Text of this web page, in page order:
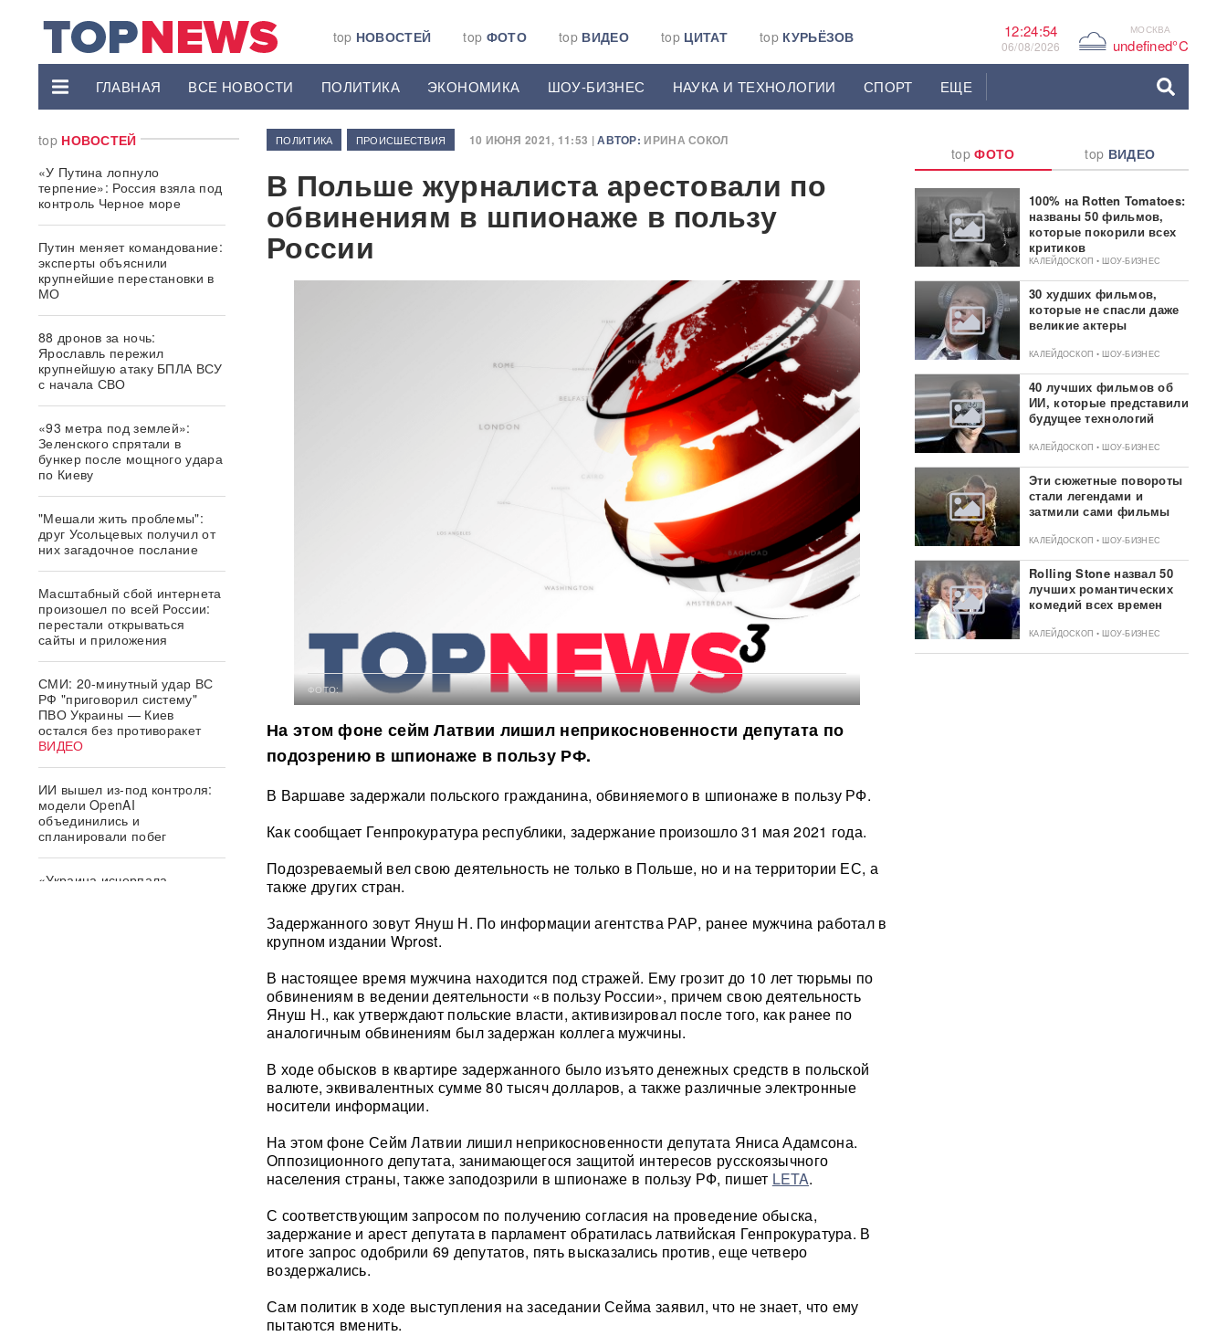
top НОВОСТЕЙ top ФОТО top ВИДЕО top ЦИТАТ top КУРЬЁЗОВ 12:24:55
06/08/2026 G МОСКВА
undefined°C
ГЛАВНАЯ ВСЕ НОВОСТИ ПОЛИТИКА ЭКОНОМИКА ШОУ-БИЗНЕС НАУКА И ТЕХНОЛОГИИ СПОРТ ЕЩЕ
top НОВОСТЕЙ
«У Путина лопнуло
терпение»: Россия взяла под
контроль Черное море
Путин меняет командование:
эксперты объяснили
крупнейшие перестановки в
МО
88 дронов за ночь:
Ярославль пережил
крупнейшую атаку БПЛА ВСУ
с начала СВО
«93 метра под землей»:
Зеленского спрятали в
бункер после мощного удара
по Киеву
"Мешали жить проблемы":
друг Усольцевых получил от
них загадочное послание
Масштабный сбой интернета
произошел по всей России:
перестали открываться
сайты и приложения
СМИ: 20-минутный удар ВС
РФ "приговорил систему"
ПВО Украины — Киев
остался без противоракет
ВИДЕО
ИИ вышел из-под контроля:
модели OpenAI
объединились и
спланировали побег
«Украина исчерпала
ПОЛИТИКА ПРОИСШЕСТВИЯ 10 ИЮНЯ 2021, 11:53 |АВТОР: ИРИНА СОКОЛ
В Польше журналиста арестовали по
обвинениям в шпионаже в пользу
России
ФОТО:
На этом фоне сейм Латвии лишил неприкосновенности депутата по
подозрению в шпионаже в пользу РФ.
В Варшаве задержали польского гражданина, обвиняемого в шпионаже в пользу РФ.
Как сообщает Генпрокуратура республики, задержание произошло 31 мая 2021 года.
Подозреваемый вел свою деятельность не только в Польше, но и на территории ЕС, а
также других стран.
Задержанного зовут Януш Н. По информации агентства РАР, ранее мужчина работал в
крупном издании Wprost.
В настоящее время мужчина находится под стражей. Ему грозит до 10 лет тюрьмы по
обвинениям в ведении деятельности «в пользу России», причем свою деятельность
Януш Н., как утверждают польские власти, активизировал после того, как ранее по
аналогичным обвинениям был задержан коллега мужчины.
В ходе обысков в квартире задержанного было изъято денежных средств в польской
валюте, эквивалентных сумме 80 тысяч долларов, а также различные электронные
носители информации.
На этом фоне Сейм Латвии лишил неприкосновенности депутата Яниса Адамсона.
Оппозиционного депутата, занимающегося защитой интересов русскоязычного
населения страны, также заподозрили в шпионаже в пользу РФ, пишет LETA.
С соответствующим запросом по получению согласия на проведение обыска,
задержание и арест депутата в парламент обратилась латвийская Генпрокуратура. В
итоге запрос одобрили 69 депутатов, пять высказались против, еще четверо
воздержались.
Сам политик в ходе выступления на заседании Сейма заявил, что не знает, что ему
пытаются вменить.
topФОТО top ВИДЕО
100% на Rotten Tomatoes:
названы 50 фильмов,
которые покорили всех
критиков
КАЛЕЙДОСКОП • ШОУ-БИЗНЕС
30 худших фильмов,
которые не спасли даже
великие актеры
КАЛЕЙДОСКОП • ШОУ-БИЗНЕС
40 лучших фильмов об
ИИ, которые представили
будущее технологий
КАЛЕЙДОСКОП • ШОУ-БИЗНЕС
Эти сюжетные повороты
стали легендами и
затмили сами фильмы
КАЛЕЙДОСКОП • ШОУ-БИЗНЕС
Rolling Stone назвал 50
лучших романтических
комедий всех времен
КАЛЕЙДОСКОП • ШОУ-БИЗНЕС